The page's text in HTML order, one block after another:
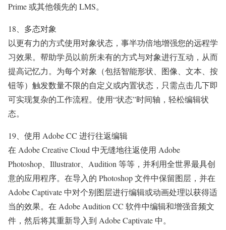
Prime 或其他领先的 LMS。
18、多态对象
以更有力的方式使用对象状态，事半功倍地增强您的远程学
习效果。帮助学员以前所未有的方式与对象进行互动，从而
提高记忆力。为每个对象（包括智能形状、图像、文本、按
钮等）触发数量不限的自定义或内置状态，只需点击几下即
可实现复杂的工作流程。使用“状态”时间轴，轻松编辑状
态。
19、使用 Adobe CC 进行往返编辑
在 Adobe Creative Cloud 中无缝地往返使用 Adobe
Photoshop、Illustrator、Audition 等等，并利用全世界最具创
意的应用程序。在导入的 Photoshop 文件中保留图层，并在
Adobe Captivate 中对个别图层进行编辑或动画处理以获得适
当的效果。在 Adobe Audition CC 软件中编辑和增强音频文
件，然后将其重新导入到 Adobe Captivate 中。